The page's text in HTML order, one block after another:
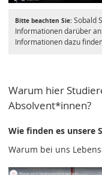
Bitte beachten Sie:Sobald
Informationen darüber
Informationen dazu
Warum hier
Absolvent*innen?
Wie finden es unsere
Warum bei uns